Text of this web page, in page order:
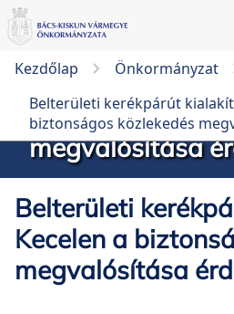
Kezdőlap Önkormányzat
Belterületi kerékpárút
biztonságos közlekedés
Belterületi
kialakítása
biztonságos
megvalósítása
Belterületi
Kecelen a
megvalósítása